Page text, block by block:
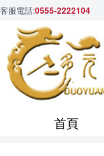
客服電話:0555-2222104
首頁